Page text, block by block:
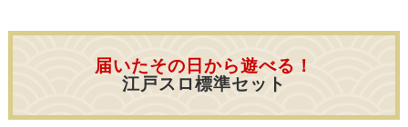
届いたその日から遊べる！
江戸スロ標準セット